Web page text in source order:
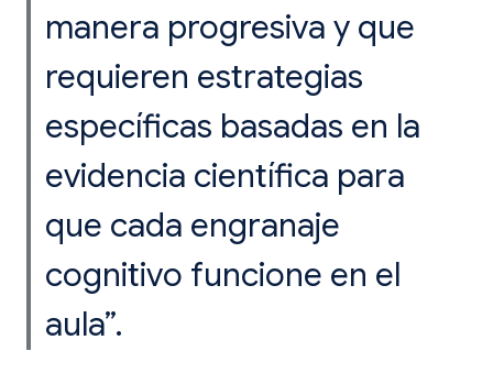
manera progresiva y que
requieren estrategias
específicas basadas en la
evidencia científica para
que cada engranaje
cognitivo funcione en el
aula”.